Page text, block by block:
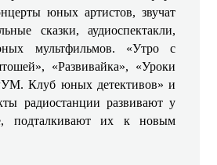
юных артистов, звучат
сказки, аудиоспектакли,
мультфильмов. «Утро с
«Развивайка», «Уроки
Клуб юных детективов» и
радиостанции развивают у
подталкивают их к новым